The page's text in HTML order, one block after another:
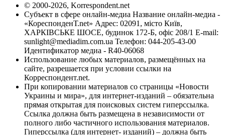
© 2000-2026, Korrespondent.net
Субъект в сфере онлайн-медиа Название онлайн-медиа -
«КореспонденТ.net» Адрес: 02091, місто Київ,
ХАРКІВСЬКЕ ШОСЕ, будинок 172-Б, офіс 208/1 E-mail:
sunlight@mediadim.com.ua Телефон: 044-205-43-00
Идентификатор медиа - R40-06068
Использование любых материалов, размещённых на
сайте, разрешается при условии ссылки на
Корреспондент.net.
При копировании материалов со страницы «Новости
Украины и мира», для интернет-изданий – обязательна
прямая открытая для поисковых систем гиперссылка.
Ссылка должна быть размещена в независимости от
полного либо частичного использования материалов.
Гиперссылка (для интернет- изданий) – должна быть